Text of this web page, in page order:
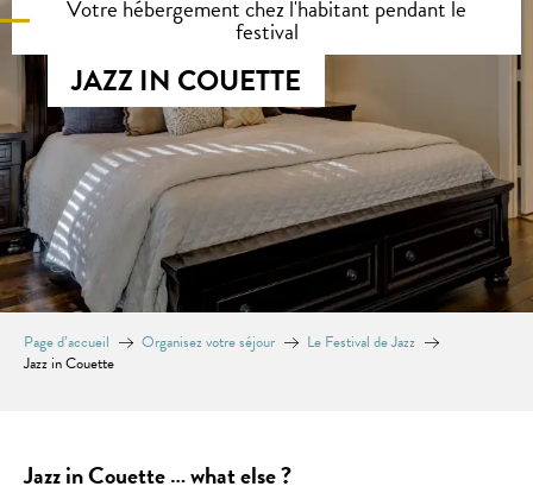
Votre hébergement chez l'habitant pendant le
festival
JAZZ IN COUETTE
Page d’accueil Organisez votre séjour
Le Festival de Jazz
Jazz in Couette
Jazz in Couette … what else ?